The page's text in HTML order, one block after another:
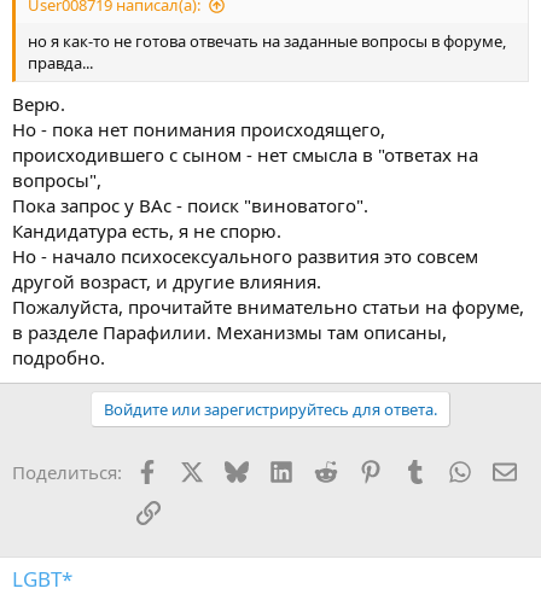
User008719 написал(а):
но я как-то не готова отвечать на заданные вопросы в форуме,
правда...
Верю.
Но - пока нет понимания происходящего,
происходившего с сыном - нет смысла в "ответах на
вопросы",
Пока запрос у ВАс - поиск "виноватого".
Кандидатура есть, я не спорю.
Но - начало психосексуального развития это совсем
другой возраст, и другие влияния.
Пожалуйста, прочитайте внимательно статьи на форуме,
в разделе Парафилии. Механизмы там описаны,
подробно.
Войдите или зарегистрируйтесь для ответа.
Поделиться: Facebook BlueskyLinkedIn
Reddit PinterestTumblr
Ссылка
LGBT*